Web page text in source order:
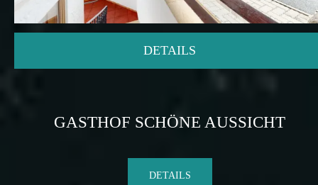
DETAILS
GASTHOF SCHÖNE AUSSICHT
DETAILS